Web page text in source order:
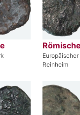
Reinheim